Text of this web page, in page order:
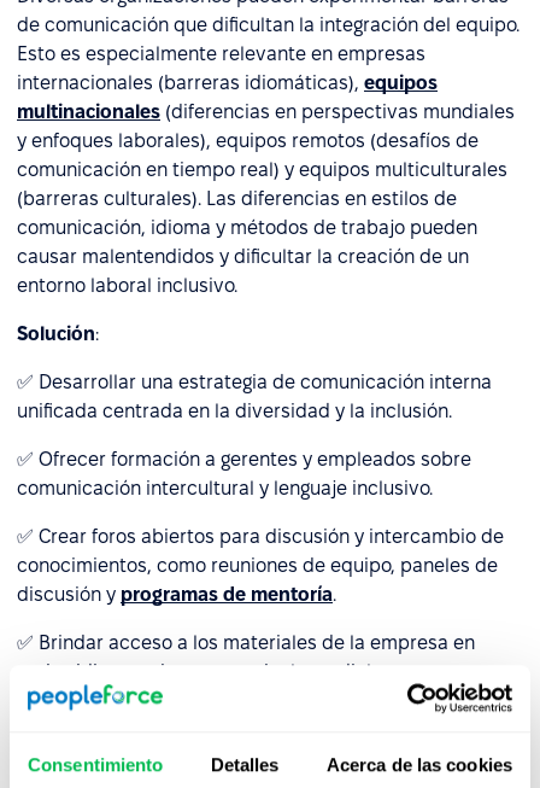
Consentimiento Detalles Acerca de las cookies
de comunicación que dificultan la integración del equipo.
Esto es especialmente relevante en empresas
internacionales (barreras idiomáticas), equipos
multinacionales (diferencias en perspectivas mundiales
y enfoques laborales), equipos remotos (desafíos de
comunicación en tiempo real) y equipos multiculturales
(barreras culturales). Las diferencias en estilos de
comunicación, idioma y métodos de trabajo pueden
causar malentendidos y dificultar la creación de un
entorno laboral inclusivo.
Solución:
✅ Desarrollar una estrategia de comunicación interna
unificada centrada en la diversidad y la inclusión.
✅ Ofrecer formación a gerentes y empleados sobre
comunicación intercultural y lenguaje inclusivo.
✅ Crear foros abiertos para discusión y intercambio de
conocimientos, como reuniones de equipo, paneles de
discusión y programas de mentoría.
✅ Brindar acceso a los materiales de la empresa en
varios idiomas si operan a nivel mundial.
✅ Utiliza las herramientas de comunicación modernas